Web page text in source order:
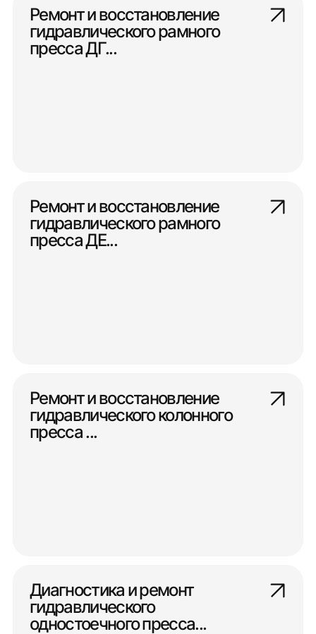
Ремонт и восстановление
гидравлического рамного
пресса ДГ...
Ремонт и восстановление
гидравлического рамного
пресса ДЕ...
Ремонт и восстановление
гидравлического колонного
пресса ...
Диагностика и ремонт
гидравлического
одностоечного пресса...